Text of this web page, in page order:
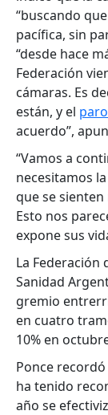
“buscando
pacífica, sin
“desde hace
Federación
cámaras. Es
están, y el paro
acuerdo”,
“Vamos a
necesitamos
que se
Esto nos
expone sus
La Federación
Sanidad
gremio
en cuatro
10% en
Ponce
ha tenido
año se